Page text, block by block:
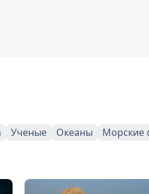
Ученые Океаны Морские